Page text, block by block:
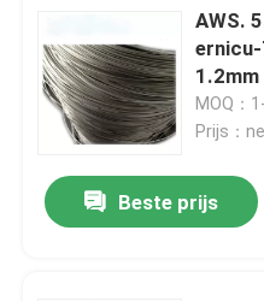
Hastelloy C 276
Hastelloy B
Hastelloy B2
AWS.
ernicu-
1.2mm
MOQ：
Prijs：
Beste prijs